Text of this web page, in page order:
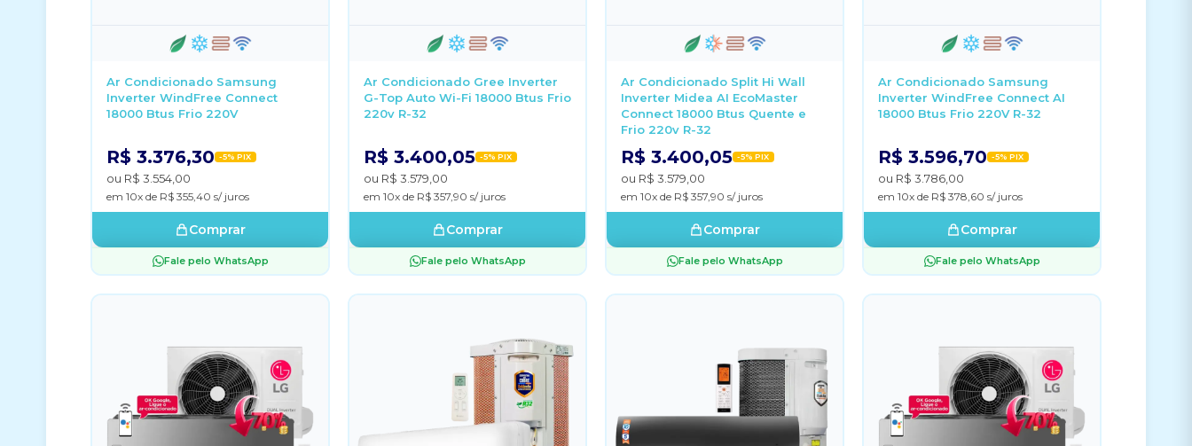
Ar Condicionado Samsung
Inverter WindFree Connect
18000 Btus Frio 220V
R$ 3.376,30 -5% PIX
ou R$ 3.554,00
em 10x de R$ 355,40 s/ juros
Comprar
Fale pelo WhatsApp
Ar Condicionado Gree Inverter
G-Top Auto Wi-Fi 18000 Btus Frio
220v R-32
R$ 3.400,05 -5% PIX
ou R$ 3.579,00
em 10x de R$ 357,90 s/ juros
Comprar
Fale pelo WhatsApp
Ar Condicionado Split Hi Wall
Inverter Midea AI EcoMaster
Connect 18000 Btus Quente e
Frio 220v R-32
R$ 3.400,05 -5% PIX
ou R$ 3.579,00
em 10x de R$ 357,90 s/ juros
Comprar
Fale pelo WhatsApp
Ar Condicionado Samsung
Inverter WindFree Connect AI
18000 Btus Frio 220V R-32
R$ 3.596,70 -5% PIX
ou R$ 3.786,00
em 10x de R$ 378,60 s/ juros
Comprar
Fale pelo WhatsApp